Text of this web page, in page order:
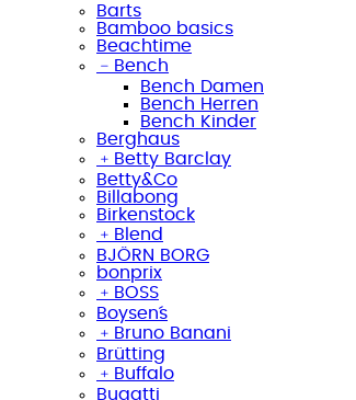
Barts
Bamboo basics
Beachtime
﹣ Bench
Bench Damen
Bench Herren
Bench Kinder
Berghaus
﹢ Betty Barclay
Betty&Co
Billabong
Birkenstock
﹢ Blend
BJÖRN BORG
bonprix
﹢ BOSS
Boysen´s
﹢ Bruno Banani
Brütting
﹢ Buffalo
Bugatti